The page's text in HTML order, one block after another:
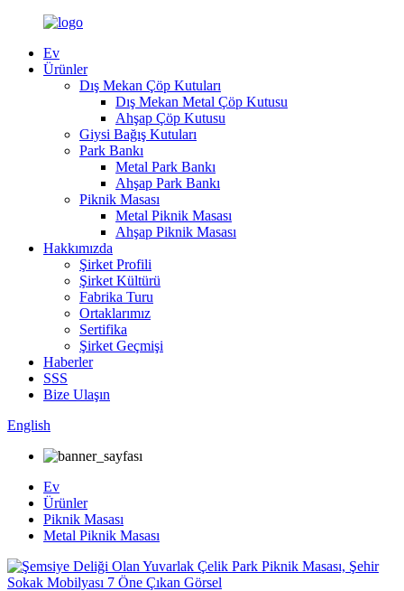
Ev
Ürünler
Dış Mekan Çöp Kutuları
Dış Mekan Metal Çöp Kutusu
Ahşap Çöp Kutusu
Giysi Bağış Kutuları
Park Bankı
Metal Park Bankı
Ahşap Park Bankı
Piknik Masası
Metal Piknik Masası
Ahşap Piknik Masası
Hakkımızda
Şirket Profili
Şirket Kültürü
Fabrika Turu
Ortaklarımız
Sertifika
Şirket Geçmişi
Haberler
SSS
Bize Ulaşın
English
Ev
Ürünler
Piknik Masası
Metal Piknik Masası